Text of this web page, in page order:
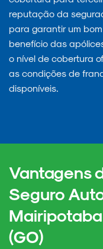
reputação da
para garantir um
benefício das
o nível de cobertura
as condições de
disponíveis.
Vantagens
Seguro
Mairipotaba
(GO)